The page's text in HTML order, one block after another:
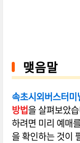
맺음말
속초시외버스터미
방법을 살펴보았
하려면 미리 예매
을 확인하는 것이